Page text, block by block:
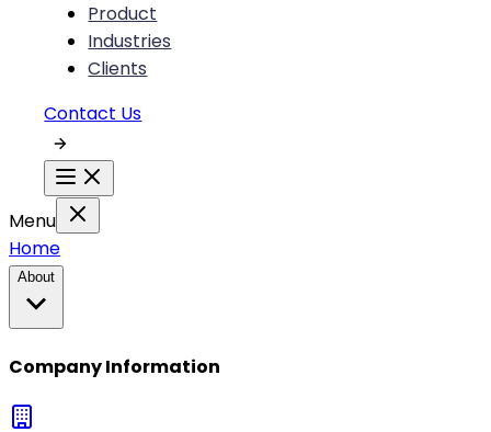
Product
Industries
Clients
Contact Us
Menu
Home
About
Company Information